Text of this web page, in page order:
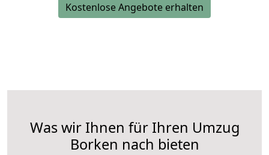
Kostenlose Angebote erhalten
Was wir Ihnen für Ihren Umzug
Borken nach bieten